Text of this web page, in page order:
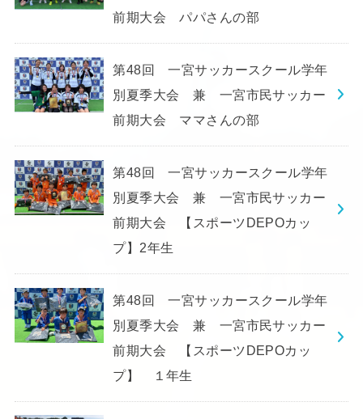
前期大会 パパさんの部
第48回 一宮サッカースクール学年
別夏季大会 兼 一宮市民サッカー
前期大会 ママさんの部
第48回 一宮サッカースクール学年
別夏季大会 兼 一宮市民サッカー
前期大会 【スポーツDEPOカッ
プ】2年生
第48回 一宮サッカースクール学年
別夏季大会 兼 一宮市民サッカー
前期大会 【スポーツDEPOカッ
プ】 １年生